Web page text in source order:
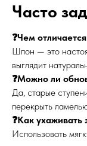
Часто
❓Чем
Шпон — это
выглядит
❓Можно ли
Да, старые
перекрыть
❓Как
Использовать